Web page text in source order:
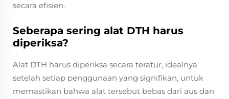
secara efisien.
Seberapa sering alat DTH harus
diperiksa?
Alat DTH harus diperiksa secara teratur, idealnya
setelah setiap penggunaan yang signifikan, untuk
memastikan bahwa alat tersebut bebas dari aus dan